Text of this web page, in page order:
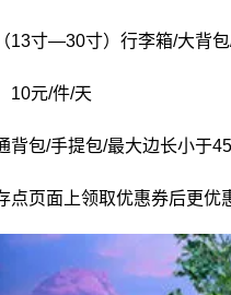
13寸—30寸）行李箱/大背
10元/件/天
背包/手提包/最大边长小于
点页面上领取优惠券后更优